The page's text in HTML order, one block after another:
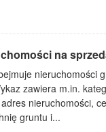
na
nieruchomości
zawiera m.in.
nieruchomości,
gruntu i...